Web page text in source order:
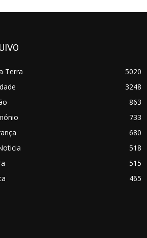
Terra
5020
3248
863
733
680
518
515
465